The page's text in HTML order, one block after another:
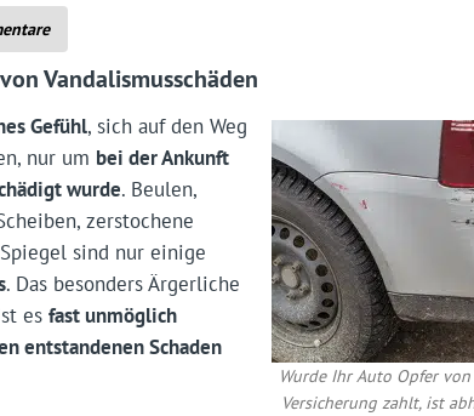
Vandalismusschäden
Wurde Ihr Auto Opfer
Versicherung zahlt, ist
Gefühl, sich auf den Weg
nur um bei der Ankunft
wurde. Beulen,
zerstochene
sind nur einige
. Das besonders Ärgerliche
es fast unmöglich
entstandenen Schaden